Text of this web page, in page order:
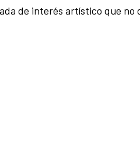
de interés artístico que